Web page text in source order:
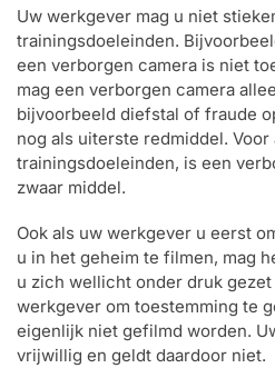
Uw werkgever mag u niet
trainingsdoeleinden.
een verborgen camera is niet
mag een verborgen camera
bijvoorbeeld diefstal of fraude
nog als uiterste redmiddel.
trainingsdoeleinden, is een
zwaar middel.
Ook als uw werkgever u eerst
u in het geheim te filmen, mag
u zich wellicht onder druk
werkgever om toestemming te
eigenlijk niet gefilmd worden.
vrijwillig en geldt daardoor niet.